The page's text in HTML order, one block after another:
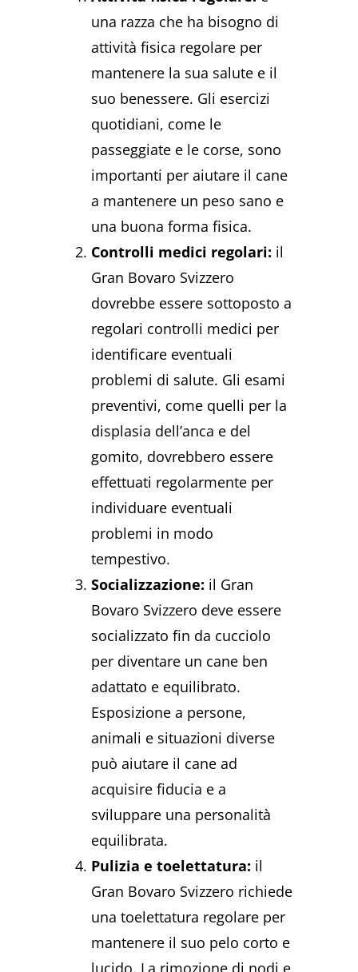
una razza che ha bisogno di
attività fisica regolare per
mantenere la sua salute e il
suo benessere. Gli esercizi
quotidiani, come le
passeggiate e le corse, sono
importanti per aiutare il cane
a mantenere un peso sano e
una buona forma fisica.
Controlli medici regolari: il
Gran Bovaro Svizzero
dovrebbe essere sottoposto a
regolari controlli medici per
identificare eventuali
problemi di salute. Gli esami
preventivi, come quelli per la
displasia dell’anca e del
gomito, dovrebbero essere
effettuati regolarmente per
individuare eventuali
problemi in modo
tempestivo.
Socializzazione: il Gran
Bovaro Svizzero deve essere
socializzato fin da cucciolo
per diventare un cane ben
adattato e equilibrato.
Esposizione a persone,
animali e situazioni diverse
può aiutare il cane ad
acquisire fiducia e a
sviluppare una personalità
equilibrata.
Pulizia e toelettatura: il
Gran Bovaro Svizzero richiede
una toelettatura regolare per
mantenere il suo pelo corto e